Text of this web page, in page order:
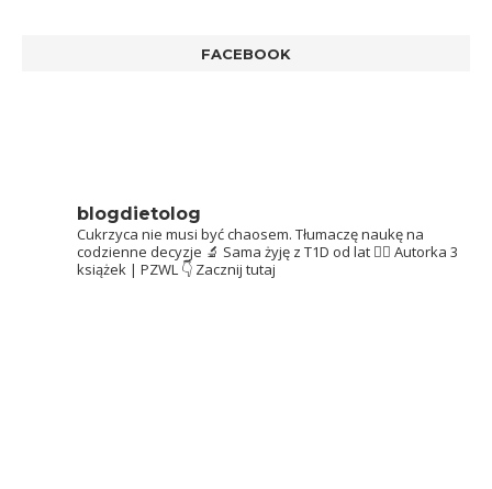
FACEBOOK
blogdietolog
Cukrzyca nie musi być chaosem. Tłumaczę naukę na
codzienne decyzje 🔬 Sama żyję z T1D od lat 👩‍⚕️ Autorka 3
książek | PZWL 👇 Zacznij tutaj